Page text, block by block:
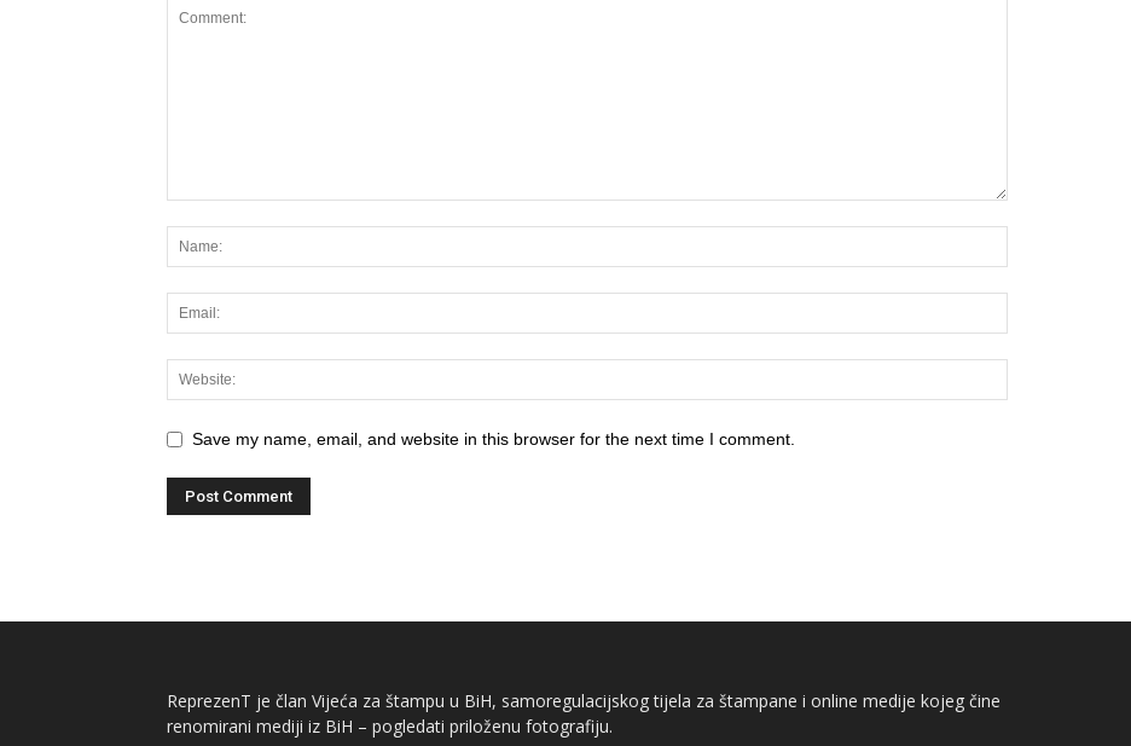
Save my name, email, and website in this browser for the next time I comment.
ReprezenT je član Vijeća za štampu u BiH, samoregulacijskog tijela za štampane i online medije kojeg čine
renomirani mediji iz BiH – pogledati priloženu fotografiju.